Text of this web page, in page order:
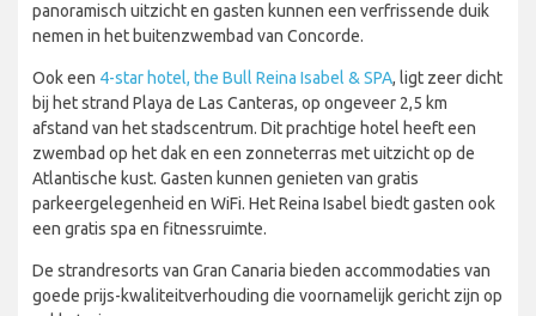
panoramisch uitzicht en gasten kunnen een verfrissende duik
nemen in het buitenzwembad van Concorde.
Ook een 4-star hotel, the Bull Reina Isabel & SPA, ligt zeer dicht
bij het strand Playa de Las Canteras, op ongeveer 2,5 km
afstand van het stadscentrum. Dit prachtige hotel heeft een
zwembad op het dak en een zonneterras met uitzicht op de
Atlantische kust. Gasten kunnen genieten van gratis
parkeergelegenheid en WiFi. Het Reina Isabel biedt gasten ook
een gratis spa en fitnessruimte.
De strandresorts van Gran Canaria bieden accommodaties van
goede prijs-kwaliteitverhouding die voornamelijk gericht zijn op